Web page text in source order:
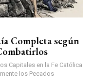
Completa según
Capitales en la Fe Católica
los Pecados